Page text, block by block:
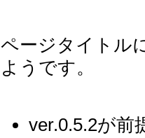
ページタイトル
ようです。
ver.0.5.2が前